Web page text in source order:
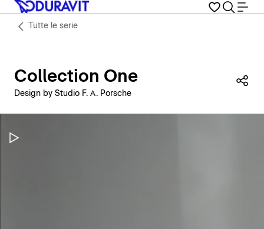
Tutte le serie
Collection One
Design by Studio F. A. Porsche
Metti in pausa il video